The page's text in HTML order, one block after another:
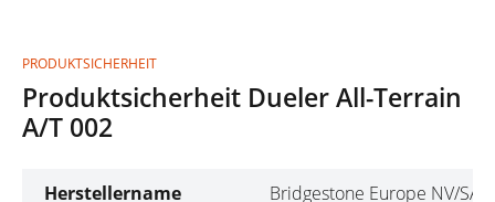
PRODUKTSICHERHEIT
Produktsicherheit Dueler All-Terrain
A/T 002
Herstellername
Bridgestone Europe NV/SA